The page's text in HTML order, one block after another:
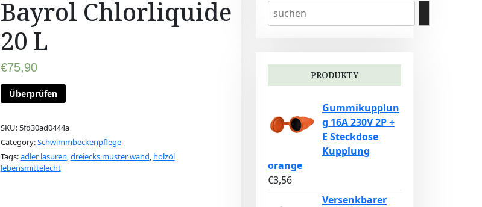
Bayrol Chlorliquide
20 L
€75,90
Überprüfen
SKU: 5fd30ad0444a
Category:Schwimmbeckenpflege
Tags:adler lasuren,dreiecks muster wand, holzöl
lebensmittelecht
PRODUKTY
Gummikupplun
g 16A 230V 2P +
E Steckdose
Kupplung
orange
€3,56
Versenkbarer